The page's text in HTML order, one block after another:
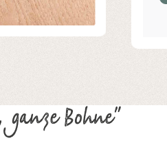
Bohne"